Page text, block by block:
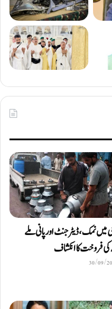
میں نمک، ڈیٹرجنٹ اور پانی ملے
فروخت کا انکشاف
30/09/